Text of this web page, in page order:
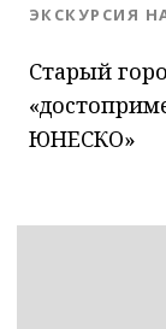
Старый
ЮНЕСКО»
ЭКСКУРСИЯ